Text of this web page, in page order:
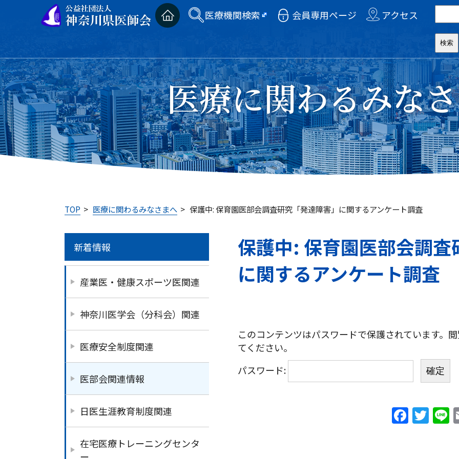
医療機関検索 会員専用ページ アクセス
医療に関わるみな
TOP > 医療に関わるみなさまへ > 保護中: 保育園医部会調査研究「発達障害」に関するアンケート調査
保護中: 保育園医部会調
に関するアンケート調査
このコンテンツはパスワードで保護されています。
てください。
パスワード:
F T
新着情報
産業医・健康スポーツ医関連
神奈川医学会（分科会）関連
医療安全制度関連
医部会関連情報
日医生涯教育制度関連
在宅医療トレーニングセンタ